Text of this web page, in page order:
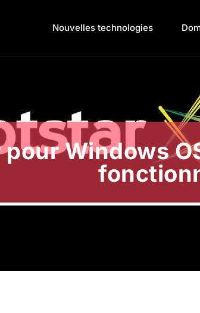
Nouvelles technologies
pour Windows